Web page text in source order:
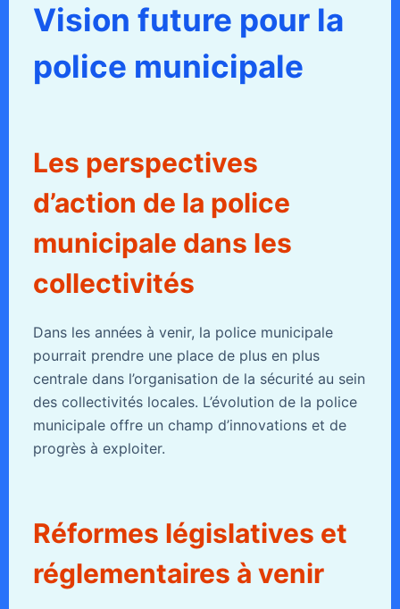
Vision future pour la
police municipale
Les perspectives
d’action de la police
municipale dans les
collectivités
Dans les années à venir, la police municipale
pourrait prendre une place de plus en plus
centrale dans l’organisation de la sécurité au sein
des collectivités locales. L’évolution de la police
municipale offre un champ d’innovations et de
progrès à exploiter.
Réformes législatives et
réglementaires à venir